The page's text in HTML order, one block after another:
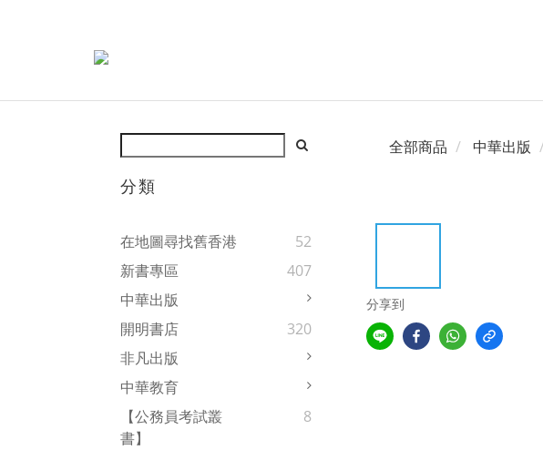
分類
在地圖尋找舊香港
52
新書專區
407
中華出版
開明書店
320
非凡出版
中華教育
【公務員考試叢
書】
8
全部商品 中華出版
分享到